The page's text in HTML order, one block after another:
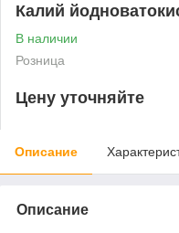
Калий
В наличии
Розница
Цену уточняйте
Описание
Описание